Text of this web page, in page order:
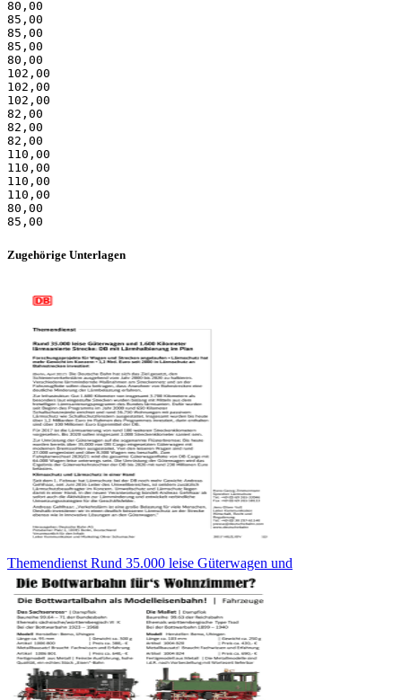
80,00
85,00
85,00
85,00
80,00
102,00
102,00
102,00
82,00
82,00
82,00
110,00
110,00
110,00
110,00
80,00
Zugehörige Unterlagen
Themendienst Rund 35.000 leise Güterwagen und